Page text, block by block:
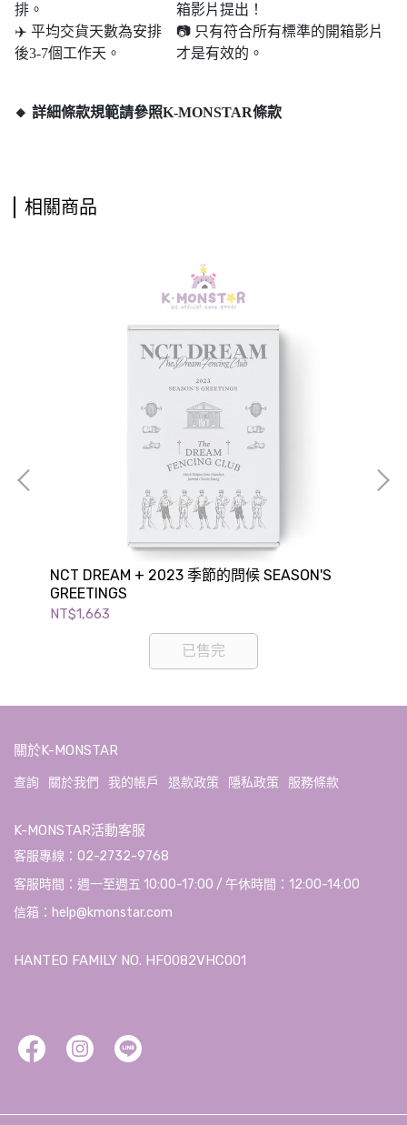
排。
✈️ 平均交貨天數為安排
後3-7個工作天。
箱影片提出！
📷 只有符合所有標準的開箱影片
才是有效的。
🔸 詳細條款規範請參照K-MONSTAR條款
相關商品
NCT DREAM + 2023 季節的問候 SEASON'S
GREETINGS
NT$1,663
已售完
關於K-MONSTAR
查詢 關於我們 我的帳戶 退款政策 隱私政策 服務條款
K-MONSTAR活動客服
客服專線：02-2732-9768
客服時間：週一至週五 10:00-17:00 / 午休時間：12:00-14:00
信箱：help@kmonstar.com
HANTEO FAMILY NO. HF0082VHC001